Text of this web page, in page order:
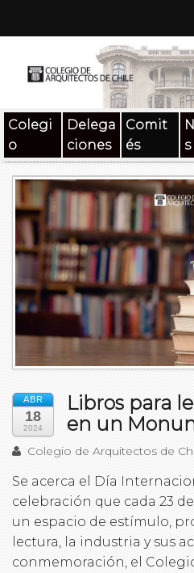
Documentos
SAT
Beneficios
Medios
Contacto
Colegi
o
Delega
ciones
Comit
és
s
ABR
18
2024
Libros para
en un
Colegio de Arquitectos de
Se acerca el Día
celebración que cada 23
un espacio de estímulo,
lectura, la industria y sus
conmemoración, el